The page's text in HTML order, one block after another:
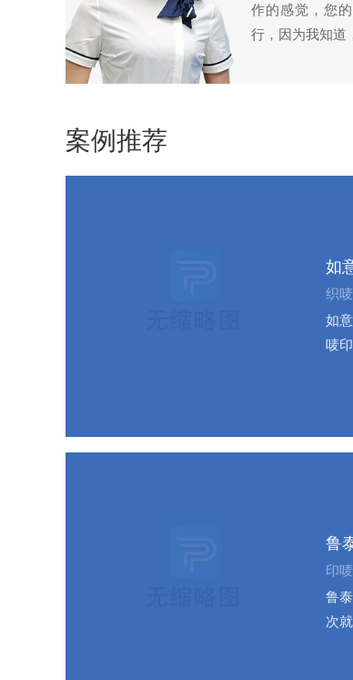
作的感觉，您
行，因为我知道
案例推荐
如
织
如
唛
鲁
印
鲁
次